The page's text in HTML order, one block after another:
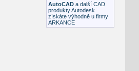
AutoCAD a další CAD
produkty Autodesk
získáte výhodně u firmy
ARKANCE